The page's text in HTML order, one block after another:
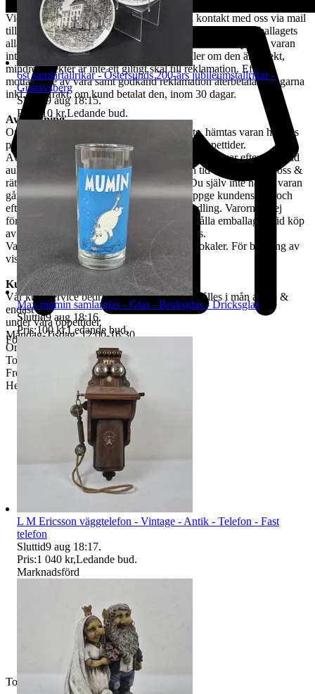
REKLAMATION
Vid Reklamation ska kunden omgående ta kontakt med oss via mail
till tradera@jabab.se samt bifoga bilder på varan samt emballagets
alla sidor och packmateriel. Notera att det är skillnad på om varan
inte lever upp till kundens förväntningar eller om den är defekt,
mindre defekter är inte ett giltigt skäl till reklamation. Efter
mottagande av vara samt godkänd reklamation återbetalas pengarna
inkl. returfrakt, om kund betalat den, inom 30 dagar.
Avhämtning
Om ingen annan avhämtningsadress angetts, hämtas varan hos oss
på Tjalmargatan 4B i Östersund under våra öppettider.
Avhämtning av vunna varor skall ske inom 10 dagar efter avslutad
auktion. Om varan ej hämtas inom angiven tid tillfaller varan oss &
rätten till återbetalning är förbrukad. Kan Du själv inte hämta varan
går det skicka ett ombud. Ombudet skall uppge kundens för- och
efternamn, varubeskrivning & egen ID-handling. Varorna är ej
förpackade & kunden måste själv tillhandahålla emballage. Vid köp
av skrymmande gods, måste bärhjälp medtas.
Varorna finns att titta på vid begäran i våra lokaler. För bokning av
visning kontakta oss, se nedan.
Kundservice & Öppettider
Vår kundservice bedrivs via e-post. Svar erhålles i mån av tid &
endast
under våra öppettider.
Måndag-Tisdag: 12:00-16:30
Onsdag: 8:00-18:00
Torsdag: 12:00-16:30
Fredag: 10:00-15:00
Helgdagar & röda dagar STÄNGT
Företag
Toppsäljare
6st samlartallrikar - Östersunds 200-års jubileumstallrikar -
Gustavsberg
Sluttid
9 aug 18:15.
Pris:
110 kr,Ledande bud.
Max mumin samlarglas - Glas - Bruksglas - Dricksglas
Sluttid9 aug 18:16.
Pris:100 kr,Ledande bud.
L M Ericsson väggtelefon - Vintage - Antik - Telefon - Fast
telefon
Sluttid9 aug 18:17.
Pris:1 040 kr,Ledande bud.
Marknadsförd